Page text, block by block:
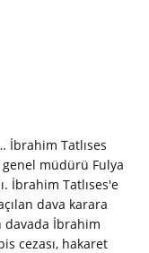
İbrahim Tatlıses
genel müdürü Fulya
İbrahim Tatlıses'e
dava karara
davada İbrahim
cezası, hakaret